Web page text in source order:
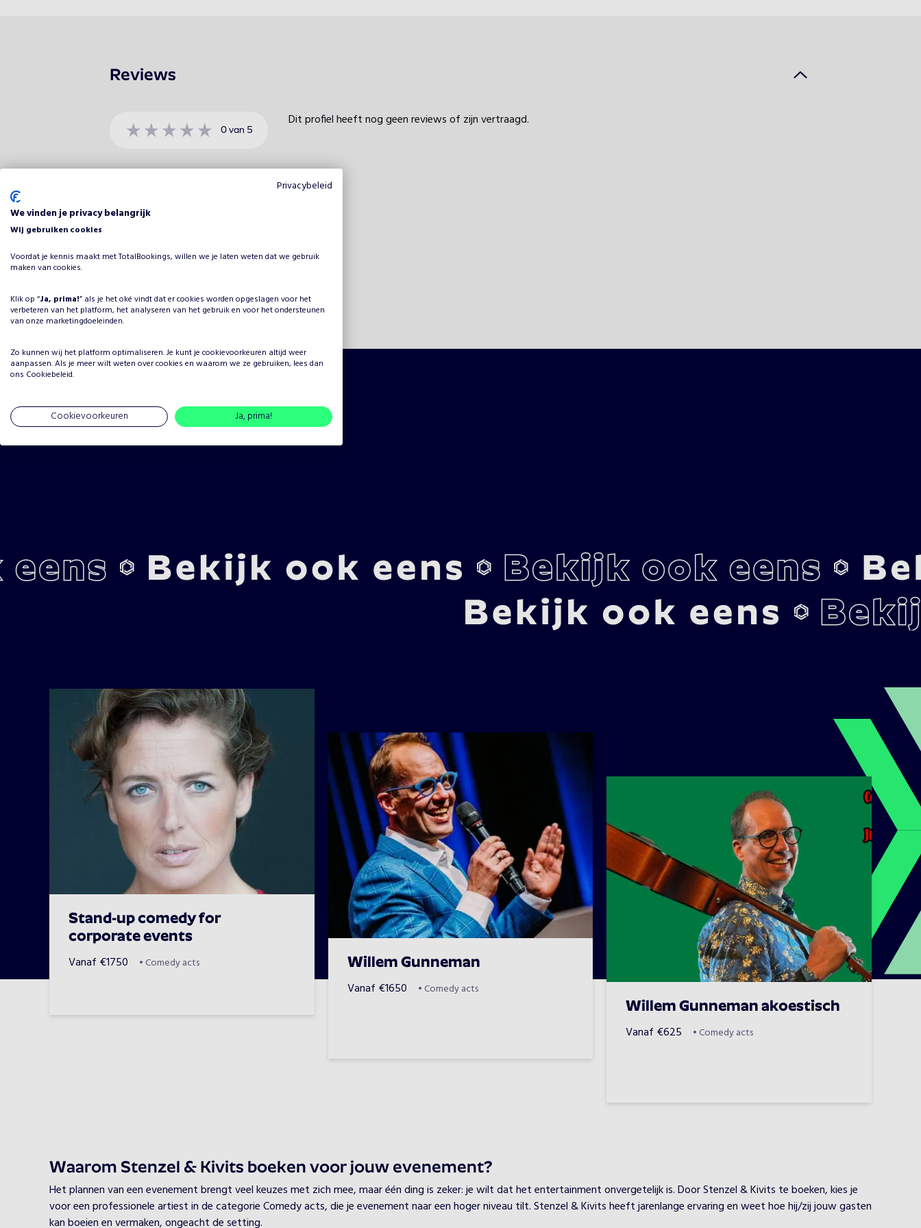
Reviews
0van 5
Beoordeling
Dit profiel heeft nog geen reviews of zijn vertraagd.
Stand-up comedy for
corporate events
Vanaf €1750 • Comedy acts Willem Gunneman
Vanaf €1650 • Comedy acts
Willem Gunneman akoestisch
Vanaf €625 • Comedy acts
Waarom Stenzel & Kivits boeken voor jouw evenement?
Het plannen van een evenement brengt veel keuzes met zich mee, maar één ding is zeker: je wilt dat het entertainment onvergetelijk is. Door Stenzel & Kivits te boeken, kies je
voor een professionele artiest in de categorie Comedy acts, die je evenement naar een hoger niveau tilt. Stenzel & Kivits heeft jarenlange ervaring en weet hoe hij/zij jouw gasten
kan boeien en vermaken, ongeacht de setting.
Privacybeleid
We vinden je privacy belangrijk
Wij gebruiken cookies
Voordat je kennis maakt met TotalBookings, willen we je laten weten dat we gebruik
maken van cookies.
Klik op “Ja, prima!” als je het oké vindt dat er cookies worden opgeslagen voor het
verbeteren van het platform, het analyseren van het gebruik en voor het ondersteunen
van onze marketingdoeleinden.
Zo kunnen wij het platform optimaliseren. Je kunt je cookievoorkeuren altijd weer
aanpassen. Als je meer wilt weten over cookies en waarom we ze gebruiken, lees dan
ons Cookiebeleid.
Cookievoorkeuren Ja, prima!